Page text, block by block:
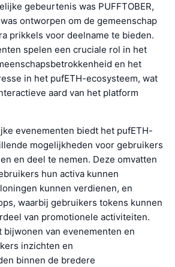
gebeurtenis was PUFFTOBER,
ontworpen om de gemeenschap
prikkels voor deelname te bieden.
spelen een cruciale rol in het
en het
in het pufETH-ecosysteem, wat
aard van het platform
evenementen biedt het pufETH-
mogelijkheden voor gebruikers
en deel te nemen. Deze omvatten
hun activa kunnen
kunnen verdienen, en
waarbij gebruikers tokens kunnen
van promotionele activiteiten.
bijwonen van evenementen en
inzichten en
binnen de bredere